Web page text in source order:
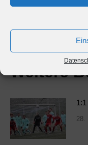
Mit
Weitere
28.